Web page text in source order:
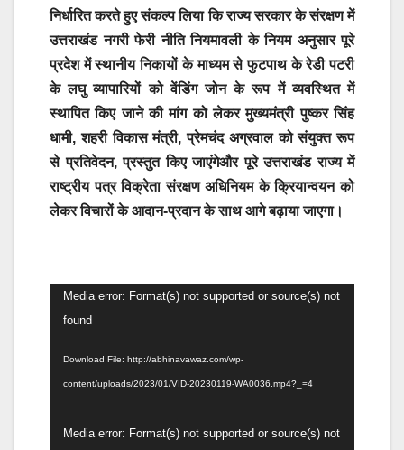
निर्धारित करते हुए संकल्प लिया कि राज्य सरकार के संरक्षण में
उत्तराखंड नगरी फेरी नीति नियमावली के नियम अनुसार पूरे
प्रदेश में स्थानीय निकायों के माध्यम से फुटपाथ के रेडी पटरी
के लघु व्यापारियों को वेंडिंग जोन के रूप में व्यवस्थित में
स्थापित किए जाने की मांग को लेकर मुख्यमंत्री पुष्कर सिंह
धामी, शहरी विकास मंत्री, प्रेमचंद अग्रवाल को संयुक्त रूप
से प्रतिवेदन, प्रस्तुत किए जाएंगेऔर पूरे उत्तराखंड राज्य में
राष्ट्रीय पत्र विक्रेता संरक्षण अधिनियम के क्रियान्वयन को
लेकर विचारों के आदान-प्रदान के साथ आगे बढ़ाया जाएगा।
Video
Player
Media error: Format(s) not supported or source(s) not
found
Download File: http://abhinavawaz.com/wp-
content/uploads/2023/01/VID-20230119-WA0036.mp4?_=4
Video
Media error: Format(s) not supported or source(s) not